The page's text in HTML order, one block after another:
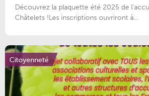
Découvrez la plaquette été 2025 de
Châtelets !Les inscriptions ouvriront à...
Citoyenneté